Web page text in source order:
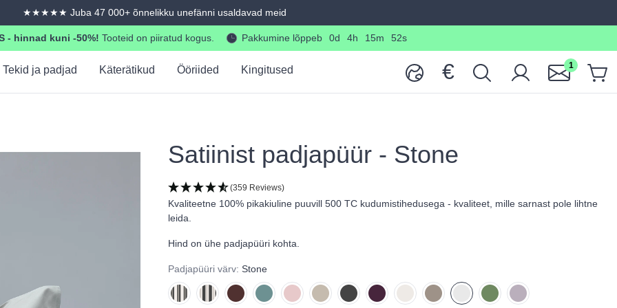
★★★★★ Juba 47 000+ õnnelikku unefänni usaldavad meid
- hinnad kuni -50%! Tooteid on piiratud kogus. Pakkumine lõppeb 0d 4h 15m 50s
Tekid ja padjad Käterätikud Ööriided Kingitused € 1
Satiinist padjapüür - Stone
(359 Reviews)
Kvaliteetne 100% pikakiuline puuvill 500 TC kudumistihedusega - kvaliteet, mille sarnast pole lihtne
leida.
Hind on ühe padjapüüri kohta.
Padjapüüri värv: Stone
NEW - Cream Stripes
NEW - Graphite Stripes
Hazelnut
Sea Sakura Beige Dark greyBurgundy
Milk Taupe Stone Forest Lilac